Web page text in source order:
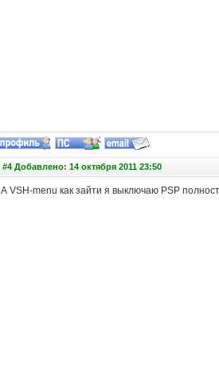
#4 Добавлено: 14 октября 2011 23:50
А VSH-menu как зайти я выключаю PSP